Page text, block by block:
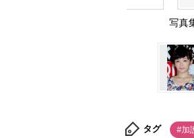
写真
タグ #加